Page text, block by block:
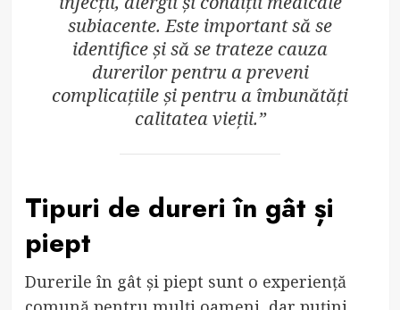
subiacente. Este important să se
identifice și să se trateze cauza
durerilor pentru a preveni
complicațiile și pentru a îmbunătăți
calitatea vieții.”
Tipuri de dureri în gât și
piept
Durerile în gât și piept sunt o experiență